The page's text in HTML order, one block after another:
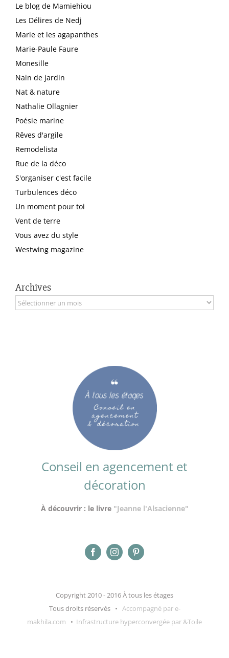
Le blog de Mamiehiou
Les Délires de Nedj
Marie et les agapanthes
Marie-Paule Faure
Monesille
Nain de jardin
Nat & nature
Nathalie Ollagnier
Poésie marine
Rêves d'argile
Remodelista
Rue de la déco
S'organiser c'est facile
Turbulences déco
Un moment pour toi
Vent de terre
Vous avez du style
Westwing magazine
Archives
Archives
Conseil en agencement et
décoration
À découvrir : le livre "Jeanne l'Alsacienne"
Copyright 2010 - 2016 À tous les étages
Tous droits réservés • Accompagné par e-
makhila.com • Infrastructure hyperconvergée par &Toile